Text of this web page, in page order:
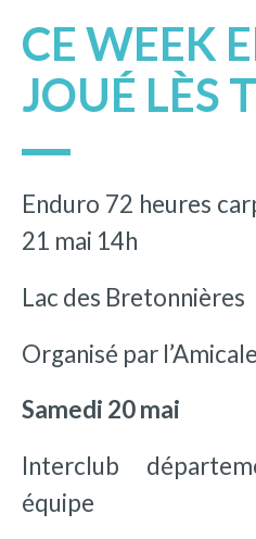
CE WEEK
JOUÉ LÈS
Enduro 72 heures
21 mai 14h
Lac des Bretonnières
Organisé par
Samedi 20 mai
Interclub
équipe